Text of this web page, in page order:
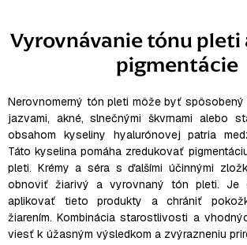
á
c
i
e
p
r
v
k
y
Vyrovnávanie tónu pleti
pigmentácie
Nerovnomerný tón pleti môže byť spôsobený
jazvami, akné, slnečnými škvrnami alebo
obsahom kyseliny hyalurónovej patria
Táto kyselina pomáha zredukovať
pleti. Krémy a séra s ďalšími účinnými
obnoviť žiarivý a vyrovnaný tón pleti. Je
aplikovať tieto produkty a chrániť
žiarením. Kombinácia starostlivosti a
viesť k úžasným výsledkom a zvýrazneniu